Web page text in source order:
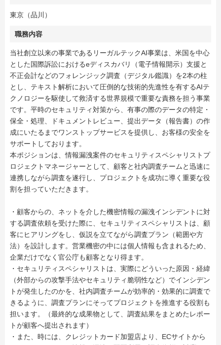
東京（品川）
職務内容
当社創立以来の事業であるリーガルテックAI事業は、米国を中心
とした国際訴訟におけるeディスカバリ（電子情報開示）支援と
不正会計などのフォレンジック調査（デジタル鑑識）を2本の柱
とし、テキスト解析において圧倒的な技術的先進性を有するAIテ
クノロジーを駆使して救済する世界規模で重要な責務を担う事業
です。平時のセキュリティ対策から、有事の際のデータの特定・
保全・処理、ドキュメントレビュー、提出データ（報告書）の作
成にいたるまでワンストップサービスを提供し、お客様の安全を
サポートしております。
本ポジションは、情報漏洩案件のセキュリティスペシャリストプ
ロジェクトマネージャーとして、顧客と社内調査チームと迅速に
連携しながら調査を遂行し、プロジェクトを成功に導く重要な役
割を担っていただきます。
・顧客からの、ネットを介した機密情報の漏洩インシデントに対
する調査依頼を受けた際に、セキュリティスペシャリストは、顧
客にヒアリングをし、仮説を立てながら調査プラン（範囲や方
法）を設計します。営業機密の中には個人情報も含まれるため、
企業だけでなく官公庁も顧客となり得ます。
・セキュリティスペシャリストは、実際にどういった原因・経緯
（外部からの攻撃手法やセキュリティ脆弱性など）でインシデン
トが発生したのかを、社内調査チームが効率的・効果的に調査で
きるように、調査プランにそってプロジェクトを推進する役割も
担います。（最終的な成果物として、調査結果をまとめたレポー
トが顧客へ提出されます）
・また、時には、クレジットカード加盟店より、ECサイトから